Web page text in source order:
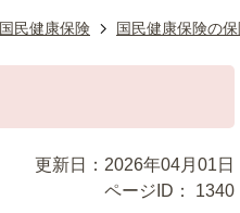
国民健康保険 国民健康保険の
更新日：2026年04月01日
ページID：
1340